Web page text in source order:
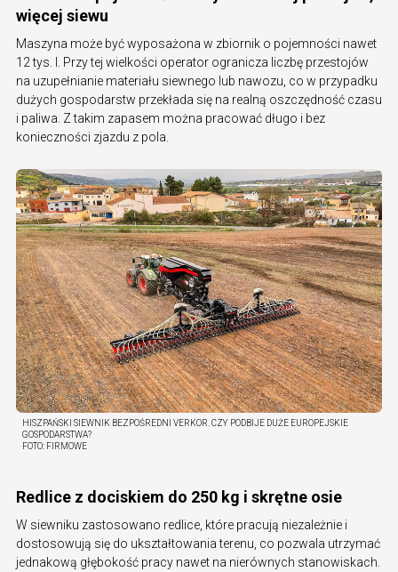
więcej siewu
Maszyna może być wyposażona w zbiornik o pojemności nawet
12 tys. l. Przy tej wielkości operator ogranicza liczbę przestojów
na uzupełnianie materiału siewnego lub nawozu, co w przypadku
dużych gospodarstw przekłada się na realną oszczędność czasu
i paliwa. Z takim zapasem można pracować długo i bez
konieczności zjazdu z pola.
HISZPAŃSKI SIEWNIK BEZPOŚREDNI VERKOR. CZY PODBIJE DUŻE EUROPEJSKIE
GOSPODARSTWA?
FOTO: FIRMOWE
Redlice z dociskiem do 250 kg i skrętne osie
W siewniku zastosowano redlice, które pracują niezależnie i
dostosowują się do ukształtowania terenu, co pozwala utrzymać
jednakową głębokość pracy nawet na nierównych stanowiskach.